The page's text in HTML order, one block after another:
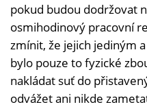
pokud budou dodržovat
osmihodinový pracovní
zmínit, že jejich jediným
bylo pouze to fyzické
nakládat suť do
odvážet ani nikde